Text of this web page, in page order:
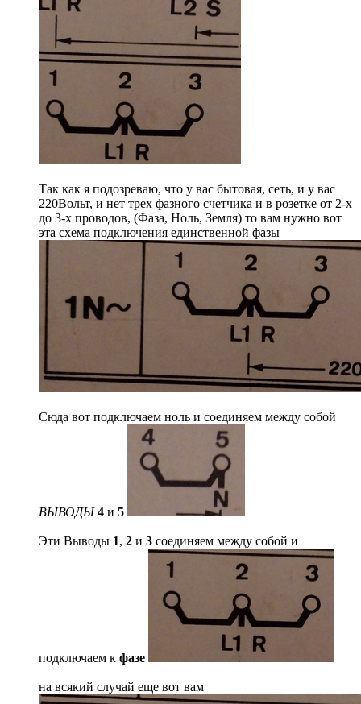
Так как я подозреваю, что у вас бытовая, сеть, и у вас
220Вольт, и нет трех фазного счетчика и в розетке от 2-х
до 3-х проводов, (Фаза, Ноль, Земля) то вам нужно вот
эта схема подключения единственной фазы
Сюда вот подключаем ноль и соединяем между собой
ВЫВОДЫ 4 и 5
Эти Выводы 1, 2 и 3 соединяем между собой и
подключаем к фазе
на всякий случай еще вот вам